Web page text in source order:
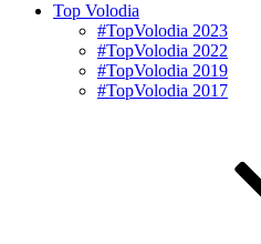
Top Volodia
#TopVolodia 2023
#TopVolodia 2022
#TopVolodia 2019
#TopVolodia 2017